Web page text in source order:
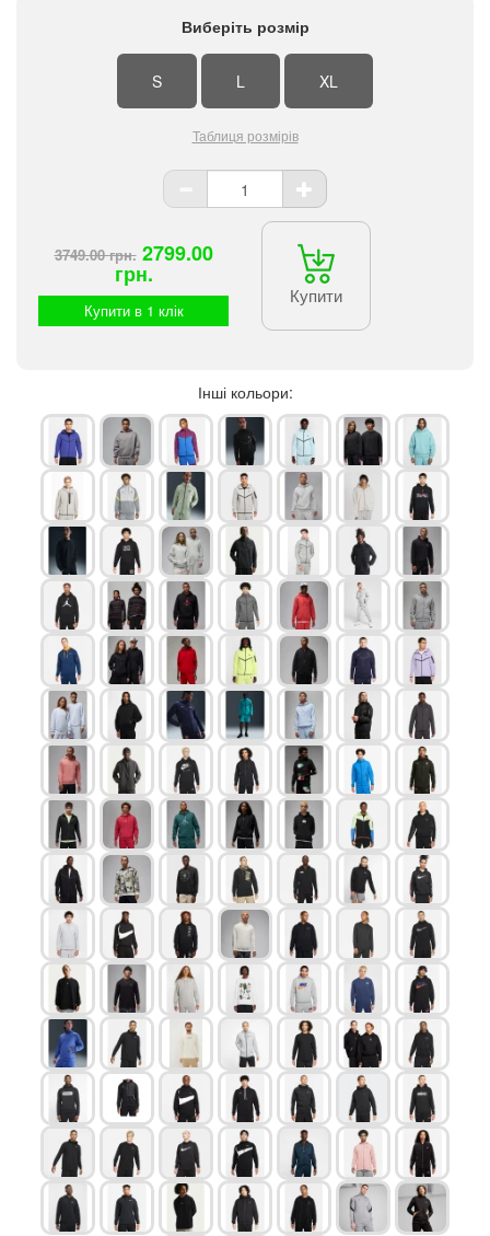
Виберіть розмір
S L XL
Таблиця розмірів
3749.00 грн. 2799.00
грн.
Купити в 1 клік
Купити
Інші кольори: